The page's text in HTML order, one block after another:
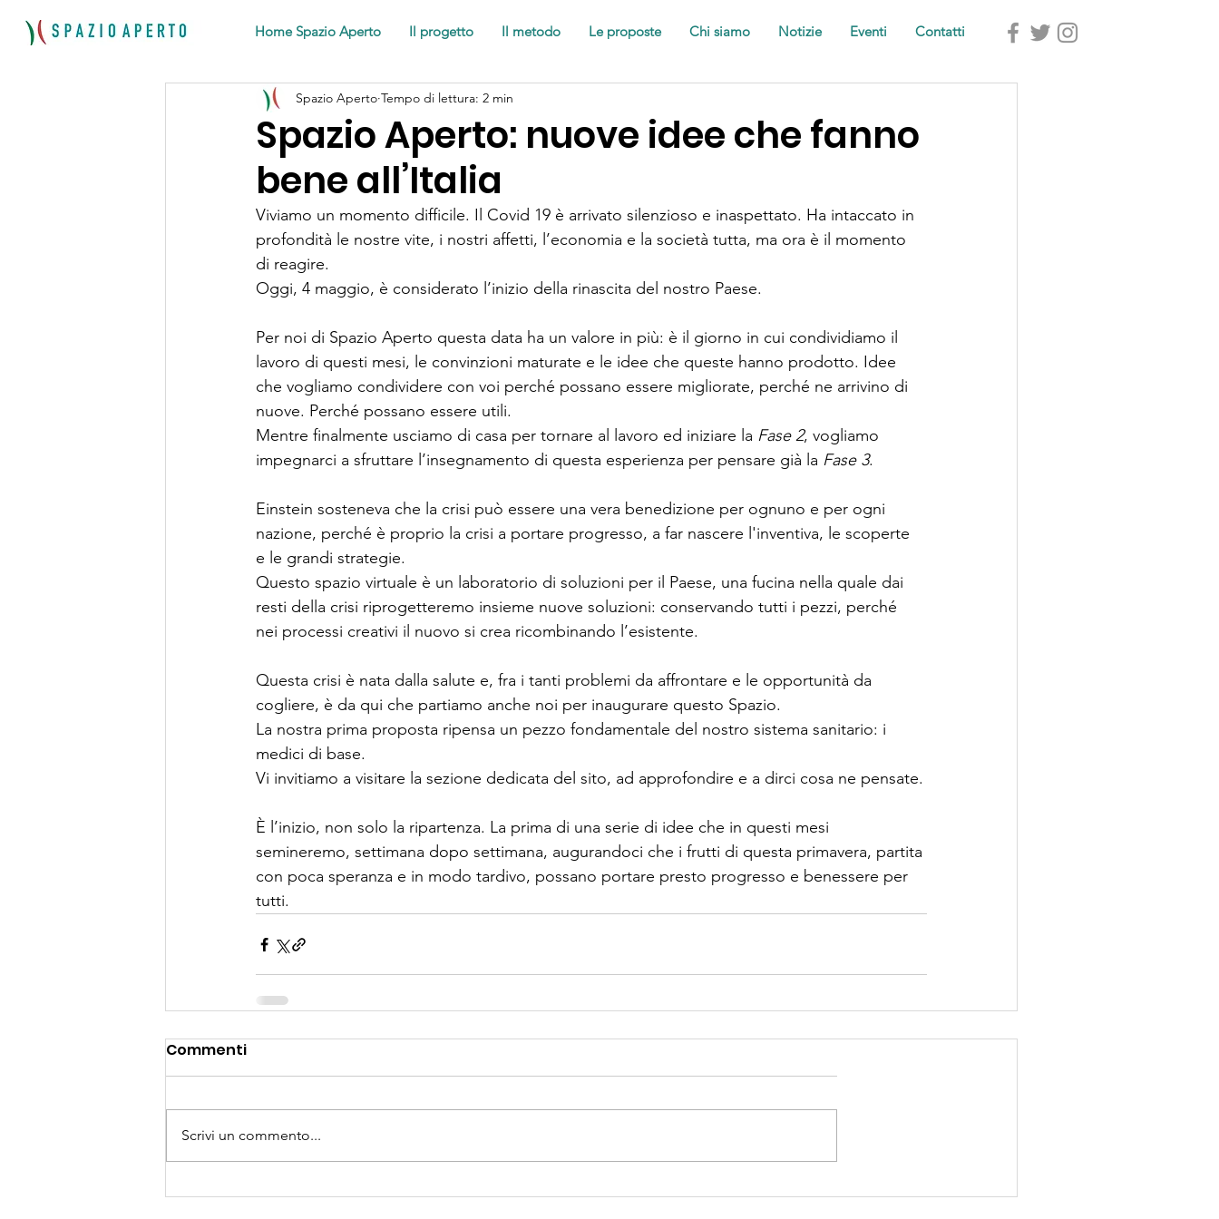
Home Spazio Aperto Il progetto Il metodo Le proposte Chi siamo Notizie Eventi Contatti
Spazio Aperto: nuove idee che fanno
bene all’Italia
Spazio Aperto Tempo di lettura: 2 min
Viviamo un momento difficile. Il Covid 19 è arrivato silenzioso e inaspettato. Ha intaccato in
profondità le nostre vite, i nostri affetti, l’economia e la società tutta, ma ora è il momento
di reagire.
Oggi, 4 maggio, è considerato l’inizio della rinascita del nostro Paese.
Per noi di Spazio Aperto questa data ha un valore in più: è il giorno in cui condividiamo il
lavoro di questi mesi, le convinzioni maturate e le idee che queste hanno prodotto. Idee
che vogliamo condividere con voi perché possano essere migliorate, perché ne arrivino di
nuove. Perché possano essere utili.
Mentre finalmente usciamo di casa per tornare al lavoro ed iniziare la Fase 2, vogliamo
impegnarci a sfruttare l’insegnamento di questa esperienza per pensare già la Fase 3.
Einstein sosteneva che la crisi può essere una vera benedizione per ognuno e per ogni
nazione, perché è proprio la crisi a portare progresso, a far nascere l'inventiva, le scoperte
e le grandi strategie.
Questo spazio virtuale è un laboratorio di soluzioni per il Paese, una fucina nella quale dai
resti della crisi riprogetteremo insieme nuove soluzioni: conservando tutti i pezzi, perché
nei processi creativi il nuovo si crea ricombinando l’esistente.
Questa crisi è nata dalla salute e, fra i tanti problemi da affrontare e le opportunità da
cogliere, è da qui che partiamo anche noi per inaugurare questo Spazio.
La nostra prima proposta ripensa un pezzo fondamentale del nostro sistema sanitario: i
medici di base.
Vi invitiamo a visitare la sezione dedicata del sito, ad approfondire e a dirci cosa ne pensate.
È l’inizio, non solo la ripartenza. La prima di una serie di idee che in questi mesi
semineremo, settimana dopo settimana, augurandoci che i frutti di questa primavera, partita
con poca speranza e in modo tardivo, possano portare presto progresso e benessere per
tutti.
Commenti
Scrivi un commento...